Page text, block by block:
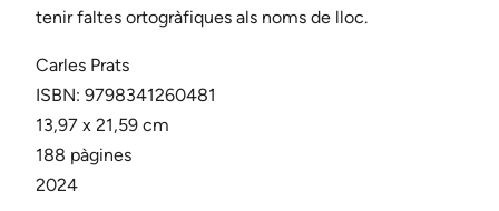
tenir faltes ortogràfiques als noms de lloc.
Carles Prats
ISBN: 9798341260481
13,97 x 21,59 cm
188 pàgines
2024